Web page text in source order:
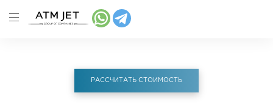
РАССЧИТАТЬ СТОИМОСТЬ